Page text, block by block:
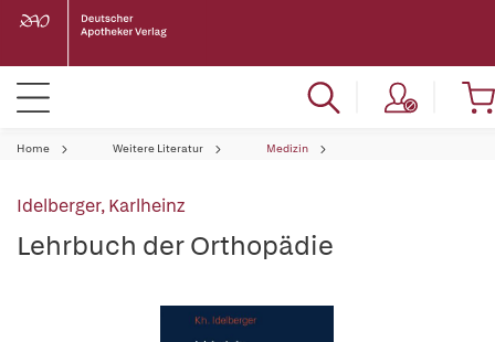
Home Weitere Literatur Medizin
Idelberger, Karlheinz
Lehrbuch der Orthopädie